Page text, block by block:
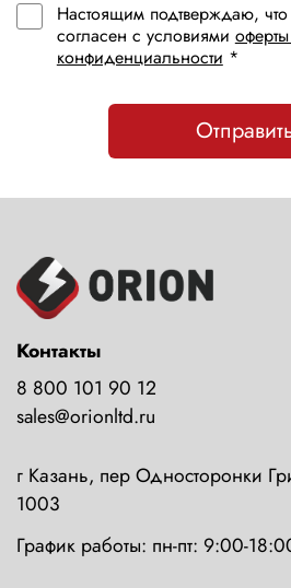
Настоящим подтверждаю,
согласен с условиями
конфиденциальности *
Контакты
8 800 101 90 12
sales@orionltd.ru
г Казань, пер Односторонки
1003
График работы: пн-пт: 9:00-